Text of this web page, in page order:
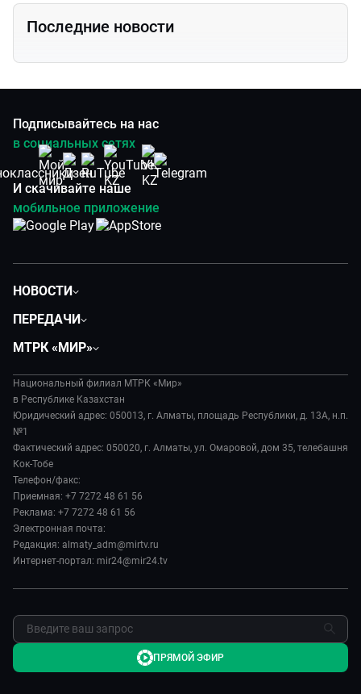
Последние новости
Подписывайтесь на нас
в социальных сетях
И скачивайте наше
мобильное приложение
НОВОСТИ
Экономика
Происшествия
Наука и технологии
Здоровье и медицина
Спорт
Авто
Культура
ПЕРЕДАЧИ
Вместе выгодно
Евразия. Культурно
Евразия. Регионы
Наши иностранцы
Пять причин поехать в...
Сделано в Содружестве
МТРК «МИР»
История
Руководство
Лица мира
Пресса о нас
Карьера
Реклама
Обратная связь
Национальный филиал МТРК «Мир»
в Республике Казахстан
Юридический адрес: 050013, г. Алматы, площадь Республики, д. 13А, н.п.
№1
Фактический адрес: 050020, г. Алматы, ул. Омаровой, дом 35, телебашня
Кок-Тобе
Телефон/факс:
Приемная: +7 7272 48 61 56
Реклама: +7 7272 48 61 56
Электронная почта:
Редакция: almaty_adm@mirtv.ru
Интернет-портал: mir24@mir24.tv
ПРЯМОЙ ЭФИР